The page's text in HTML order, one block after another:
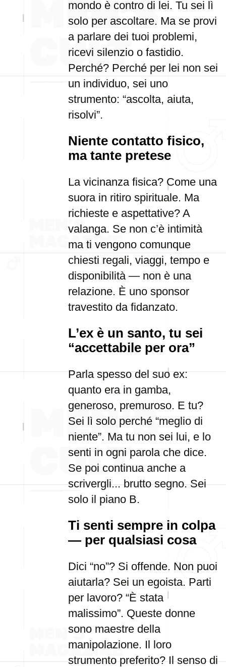
mondo è contro di lei. Tu sei lì
solo per ascoltare. Ma se provi
a parlare dei tuoi problemi,
ricevi silenzio o fastidio.
Perché? Perché per lei non sei
un individuo, sei uno
strumento: “ascolta, aiuta,
risolvi”.
Niente contatto fisico,
ma tante pretese
La vicinanza fisica? Come una
suora in ritiro spirituale. Ma
richieste e aspettative? A
valanga. Se non c’è intimità
ma ti vengono comunque
chiesti regali, viaggi, tempo e
disponibilità — non è una
relazione. È uno sponsor
travestito da fidanzato.
L’ex è un santo, tu sei
“accettabile per ora”
Parla spesso del suo ex:
quanto era in gamba,
generoso, premuroso. E tu?
Sei lì solo perché “meglio di
niente”. Ma tu non sei lui, e lo
senti in ogni parola che dice.
Se poi continua anche a
scrivergli... brutto segno. Sei
solo il piano B.
Ti senti sempre in colpa
— per qualsiasi cosa
Dici “no”? Si offende. Non puoi
aiutarla? Sei un egoista. Parti
per lavoro? “È stata
malissimo”. Queste donne
sono maestre della
manipolazione. Il loro
strumento preferito? Il senso di